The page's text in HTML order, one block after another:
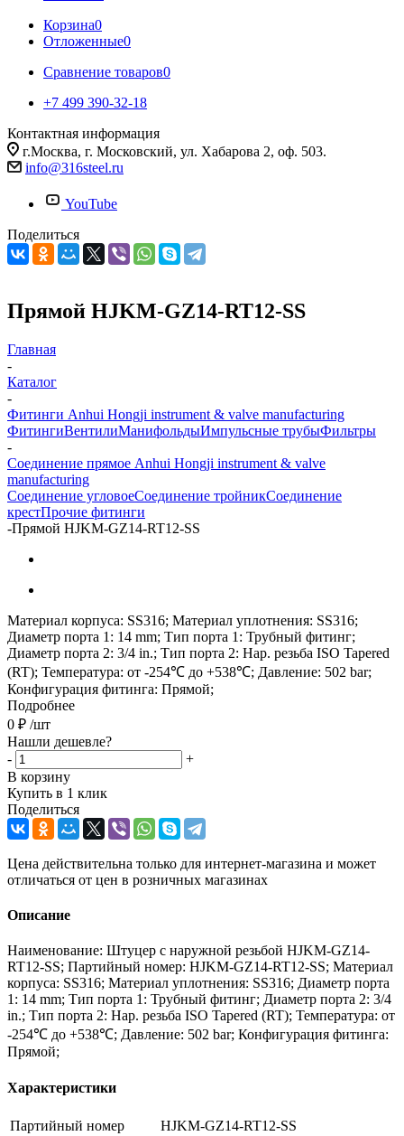
Корзина0
Отложенные0
Сравнение товаров0
+7 499 390-32-18
Контактная информация
г.Москва, г. Московский, ул. Хабарова 2, оф. 503.
info@316steel.ru
YouTube
Поделиться
Прямой HJKM-GZ14-RT12-SS
Главная
-
Каталог
-
Фитинги Anhui Hongji instrument & valve manufacturing
ФитингиВентилиМанифольдыИмпульсные трубыФильтры
-
Соединение прямое Anhui Hongji instrument & valve
manufacturing
Соединение угловоеСоединение тройникСоединение
крестПрочие фитинги
-Прямой HJKM-GZ14-RT12-SS
Материал корпуса: SS316; Материал уплотнения: SS316;
Диаметр порта 1: 14 mm; Тип порта 1: Трубный фитинг;
Диаметр порта 2: 3/4 in.; Тип порта 2: Нар. резьба ISO Tapered
(RT); Температура: от -254℃ до +538℃; Давление: 502 bar;
Конфигурация фитинга: Прямой;
Подробнее
0 ₽ /шт
Нашли дешевле?
-
+
В корзину
Купить в 1 клик
Поделиться
Цена действительна только для интернет-магазина и может
отличаться от цен в розничных магазинах
Описание
Наименование: Штуцер с наружной резьбой HJKM-GZ14-
RT12-SS; Партийный номер: HJKM-GZ14-RT12-SS; Материал
корпуса: SS316; Материал уплотнения: SS316; Диаметр порта
1: 14 mm; Тип порта 1: Трубный фитинг; Диаметр порта 2: 3/4
in.; Тип порта 2: Нар. резьба ISO Tapered (RT); Температура: от
-254℃ до +538℃; Давление: 502 bar; Конфигурация фитинга:
Прямой;
Характеристики
Партийный номер
HJKM-GZ14-RT12-SS